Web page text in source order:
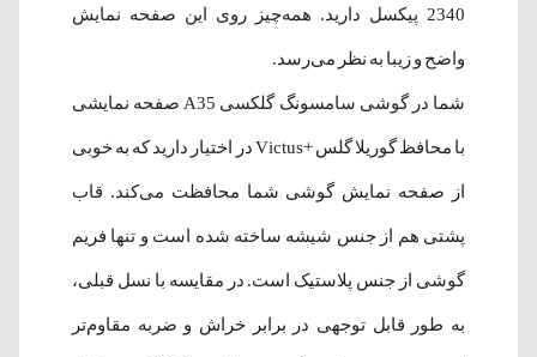
2340 پیکسل دارید. همه‌چیز روی این صفحه نمایش
واضح و زیبا به نظر می‌رسد.
شما در گوشی سامسونگ گلکسی A35 صفحه نمایشی
با محافظ گوریلا گلس +Victus در اختیار دارید که به خوبی
از صفحه نمایش گوشی شما محافظت می‌کند. قاب
پشتی هم از جنس شیشه ساخته شده است و تنها فریم
گوشی از جنس پلاستیک است. در مقایسه با نسل قبلی،
به طور قابل توجهی در برابر خراش و ضربه مقاوم‌تر